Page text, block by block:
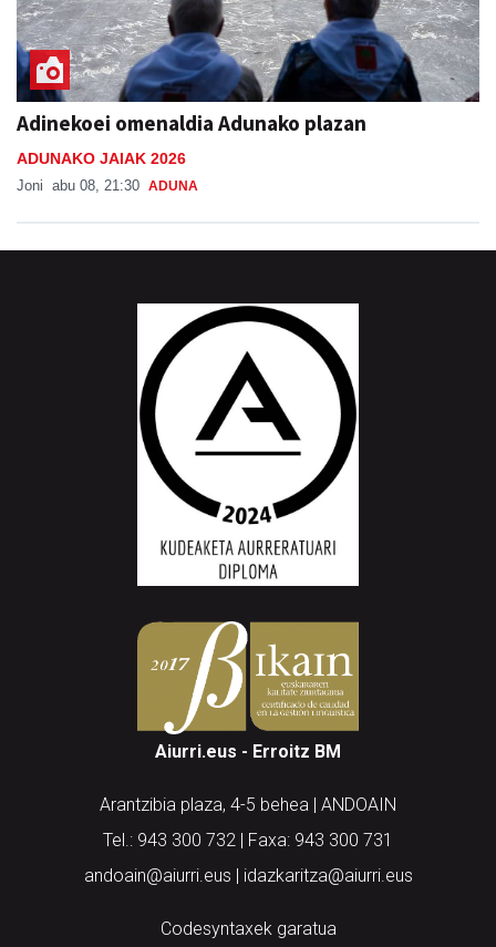
Adinekoei omenaldia Adunako plazan
ADUNAKO JAIAK 2026
Joni abu 08, 21:30 ADUNA
Aiurri.eus - Erroitz BM
Arantzibia plaza, 4-5 behea | ANDOAIN
Tel.: 943 300 732 | Faxa: 943 300 731
andoain@aiurri.eus | idazkaritza@aiurri.eus
Codesyntaxek garatua